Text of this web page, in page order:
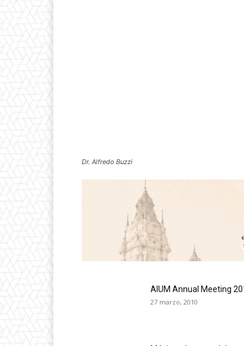
Dr. Alfredo Buzzi
AIUM Annual Meeting
27 marzo, 2010